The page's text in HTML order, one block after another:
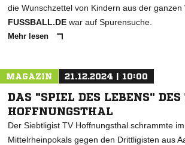
NACHRICHT
* Pflichtfelder
die Wunschzettel von Kindern aus der ganzen
FUSSBALL.DE war auf Spurensuche.
Mehr lesen
MAGAZIN 21.12.2024 | 10:00
DAS "SPIEL DES LEBENS" DES
HOFFNUNGSTHAL
Der Siebtligist TV Hoffnungsthal schrammte
Mittelrheinpokals gegen den Drittligisten aus